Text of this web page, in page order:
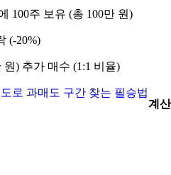
100주 보유 (총 100만 원)
(-20%)
원) 추가 매수 (1:1 비율)
로 과매도 구간 찾는 필승법
계